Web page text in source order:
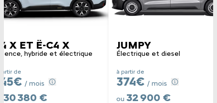
X ET Ë-C4 X
hybride et électrique
de
/ mois
30 380 €
JUMPY
Électrique et diesel
à partir de
374€ / mois
ou 32 900 €